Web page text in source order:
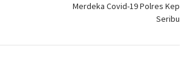
Merdeka Covid-19 Polres Kep
Seribu